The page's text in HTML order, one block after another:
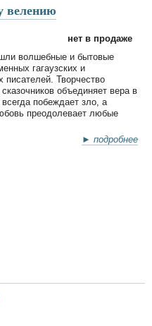
велению
нет в продаже
волшебные и бытовые
гагаузских и
писателей. Творчество
объединяет вера в
побеждает зло, а
преодолевает любые
► подробнее